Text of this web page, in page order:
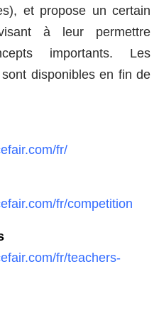
et propose un certain
à leur permettre
importants. Les
disponibles en fin de
fr/
fr/competition
fr/teachers-